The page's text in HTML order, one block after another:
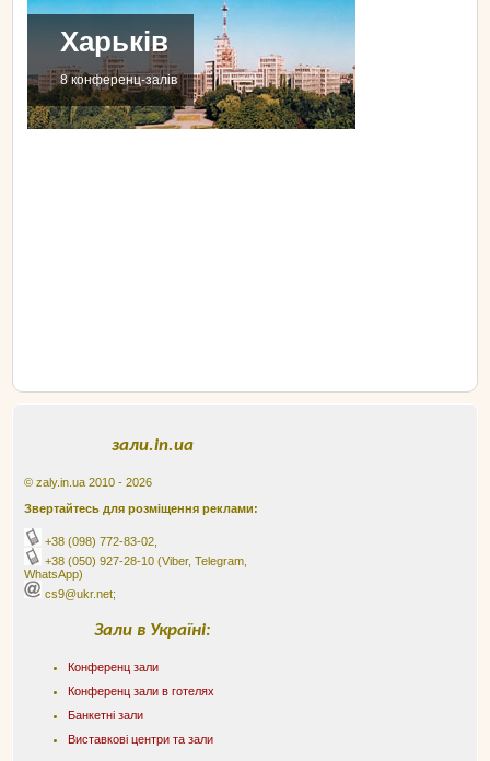
Харьків
8 конференц-залів
зали.in.ua
© zaly.in.ua 2010 - 2026
Звертайтесь для розміщення реклами:
+38 (098) 772-83-02
+38 (050) 927-28-10 (Viber, Telegram,
WhatsApp)
cs9@ukr.net;
Зали в Україні:
Конференц зали
Конференц зали в готелях
Банкетні зали
Виставкові центри та зали